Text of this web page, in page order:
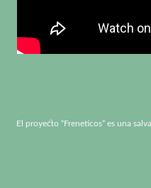
El proyecto “Freneticos” es una